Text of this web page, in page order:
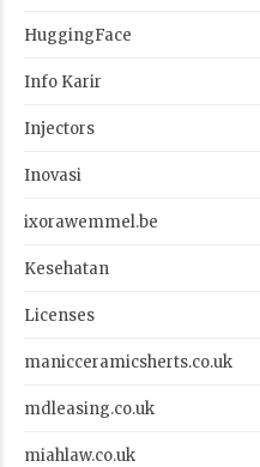
HuggingFace
Info Karir
Injectors
Inovasi
ixorawemmel.be
Kesehatan
Licenses
manicceramicsherts.co.uk
mdleasing.co.uk
miahlaw.co.uk